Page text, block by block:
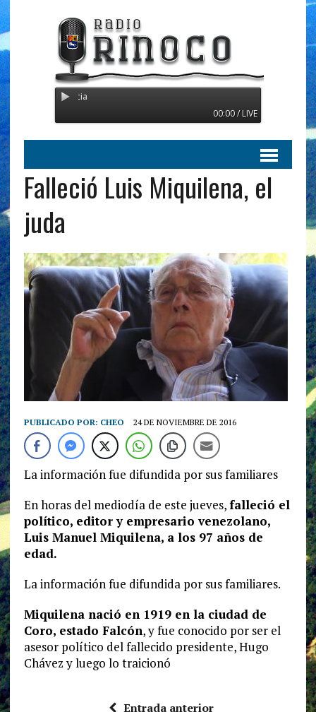
Radio Orinoco -
00:00 / LIVE
Falleció Luis Miquilena, el
juda
PUBLICADO POR: CHEO 24 DE NOVIEMBRE DE 2016
La información fue difundida por sus familiares
En horas del mediodía de este jueves,falleció el
político, editor y empresario venezolano,
Luis Manuel Miquilena, a los 97 años de
edad.
La información fue difundida por sus familiares.
Miquilena nació en 1919 en la ciudad de
Coro, estado Falcón, y fue conocido por ser el
asesor político del fallecido presidente, Hugo
Chávez y luego lo traicionó
Entrada anterior